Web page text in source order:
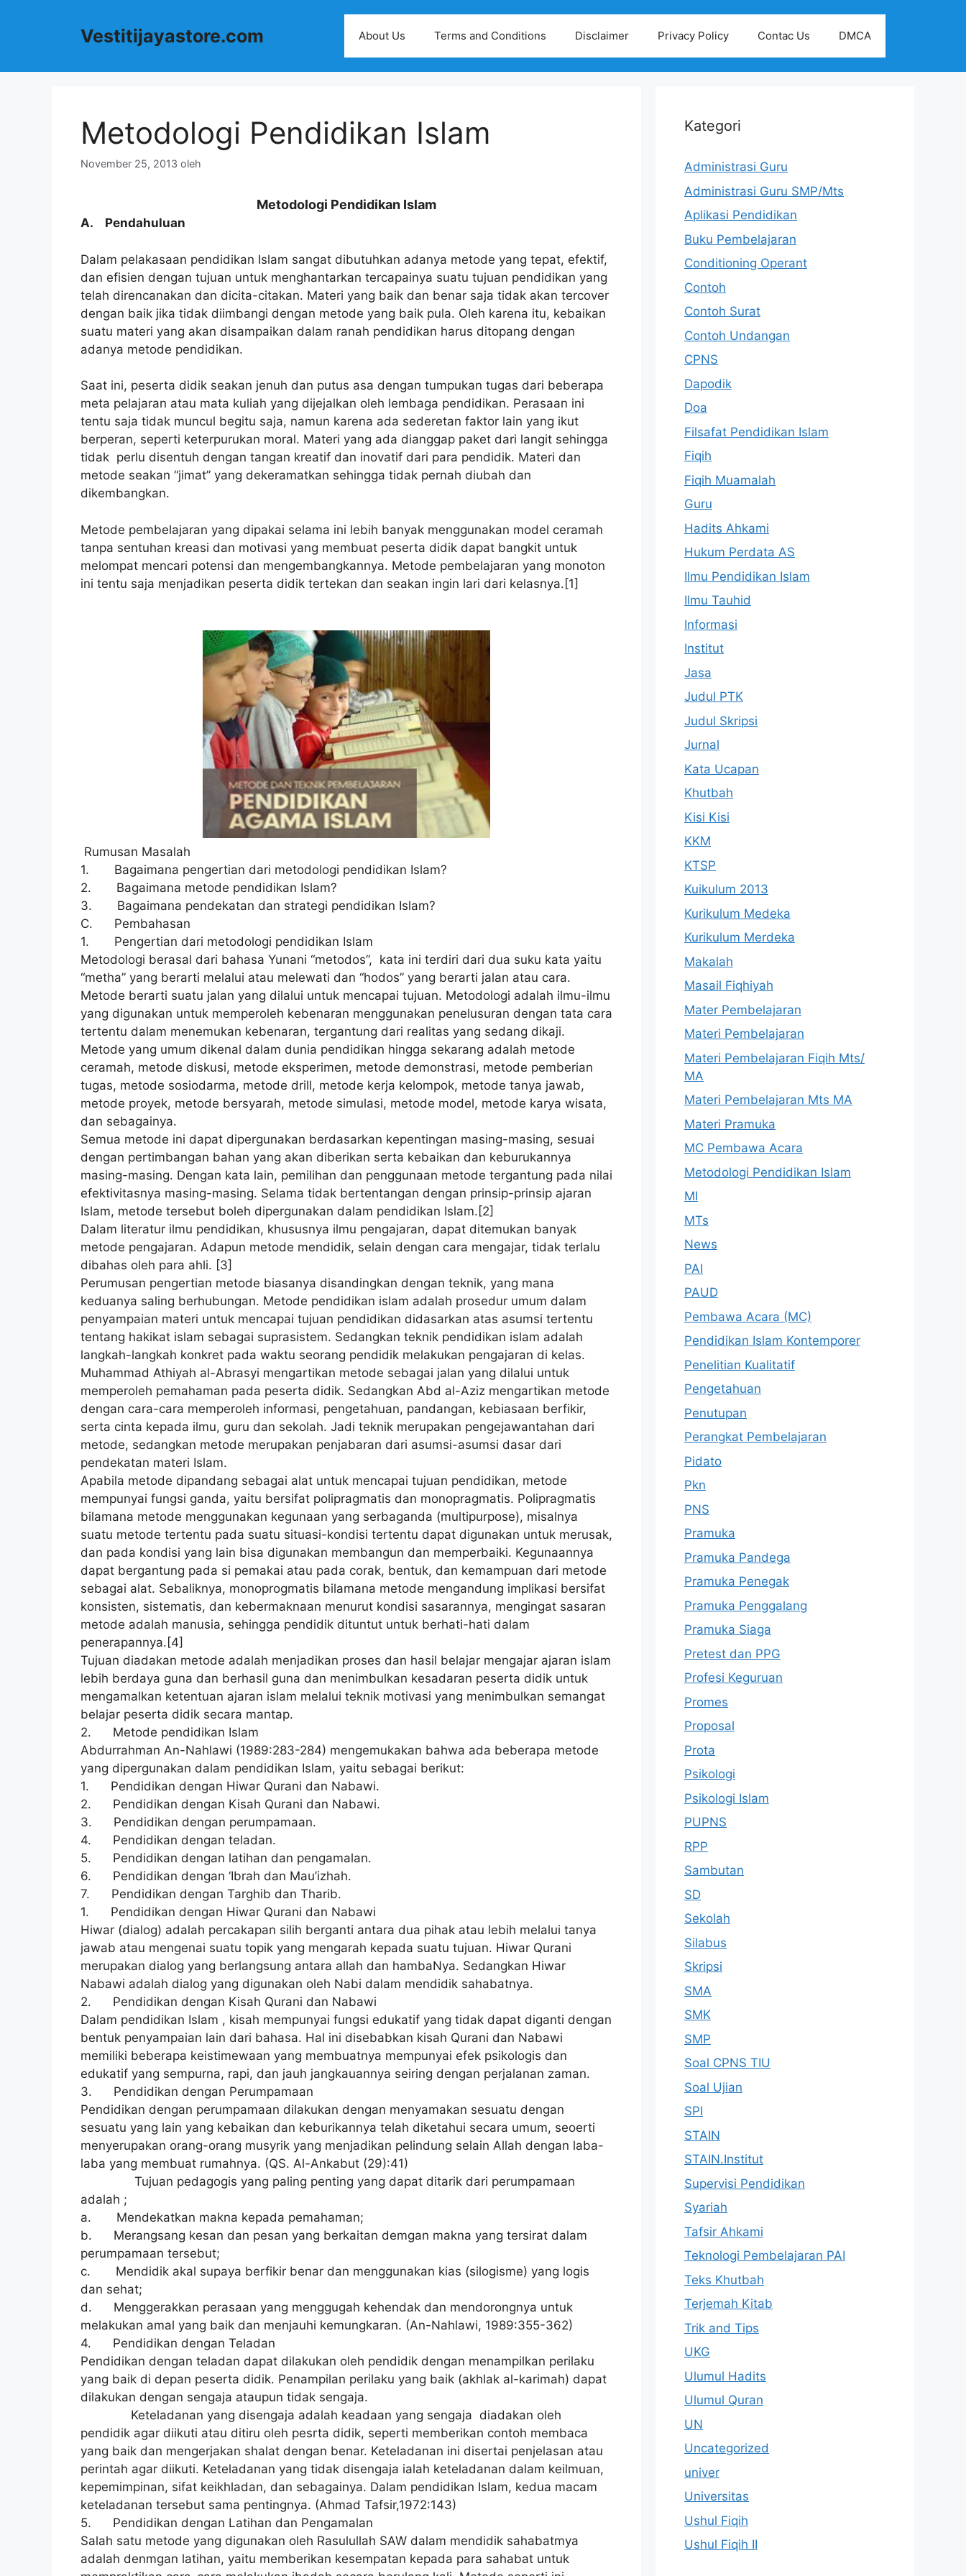
Vestitijayastore.com About Us Terms and Conditions Disclaimer Privacy Policy Contac Us DMCA
Metodologi Pendidikan Islam
November 25, 2013 oleh
Metodologi Pendidikan Islam
A. Pendahuluan
Dalam pelakasaan pendidikan Islam sangat dibutuhkan adanya metode yang tepat, efektif,
dan efisien dengan tujuan untuk menghantarkan tercapainya suatu tujuan pendidikan yang
telah direncanakan dan dicita-citakan. Materi yang baik dan benar saja tidak akan tercover
dengan baik jika tidak diimbangi dengan metode yang baik pula. Oleh karena itu, kebaikan
suatu materi yang akan disampaikan dalam ranah pendidikan harus ditopang dengan
adanya metode pendidikan.
Saat ini, peserta didik seakan jenuh dan putus asa dengan tumpukan tugas dari beberapa
meta pelajaran atau mata kuliah yang dijejalkan oleh lembaga pendidikan. Perasaan ini
tentu saja tidak muncul begitu saja, namun karena ada sederetan faktor lain yang ikut
berperan, seperti keterpurukan moral. Materi yang ada dianggap paket dari langit sehingga
tidak perlu disentuh dengan tangan kreatif dan inovatif dari para pendidik. Materi dan
metode seakan “jimat” yang dekeramatkan sehingga tidak pernah diubah dan
dikembangkan.
Metode pembelajaran yang dipakai selama ini lebih banyak menggunakan model ceramah
tanpa sentuhan kreasi dan motivasi yang membuat peserta didik dapat bangkit untuk
melompat mencari potensi dan mengembangkannya. Metode pembelajaran yang monoton
ini tentu saja menjadikan peserta didik tertekan dan seakan ingin lari dari kelasnya.[1]
Rumusan Masalah
1. Bagaimana pengertian dari metodologi pendidikan Islam?
2. Bagaimana metode pendidikan Islam?
3. Bagaimana pendekatan dan strategi pendidikan Islam?
C. Pembahasan
1. Pengertian dari metodologi pendidikan Islam
Metodologi berasal dari bahasa Yunani “metodos”, kata ini terdiri dari dua suku kata yaitu
“metha” yang berarti melalui atau melewati dan “hodos” yang berarti jalan atau cara.
Metode berarti suatu jalan yang dilalui untuk mencapai tujuan. Metodologi adalah ilmu-ilmu
yang digunakan untuk memperoleh kebenaran menggunakan penelusuran dengan tata cara
tertentu dalam menemukan kebenaran, tergantung dari realitas yang sedang dikaji.
Metode yang umum dikenal dalam dunia pendidikan hingga sekarang adalah metode
ceramah, metode diskusi, metode eksperimen, metode demonstrasi, metode pemberian
tugas, metode sosiodarma, metode drill, metode kerja kelompok, metode tanya jawab,
metode proyek, metode bersyarah, metode simulasi, metode model, metode karya wisata,
dan sebagainya.
Semua metode ini dapat dipergunakan berdasarkan kepentingan masing-masing, sesuai
dengan pertimbangan bahan yang akan diberikan serta kebaikan dan keburukannya
masing-masing. Dengan kata lain, pemilihan dan penggunaan metode tergantung pada nilai
efektivitasnya masing-masing. Selama tidak bertentangan dengan prinsip-prinsip ajaran
Islam, metode tersebut boleh dipergunakan dalam pendidikan Islam.[2]
Dalam literatur ilmu pendidikan, khususnya ilmu pengajaran, dapat ditemukan banyak
metode pengajaran. Adapun metode mendidik, selain dengan cara mengajar, tidak terlalu
dibahas oleh para ahli. [3]
Perumusan pengertian metode biasanya disandingkan dengan teknik, yang mana
keduanya saling berhubungan. Metode pendidikan islam adalah prosedur umum dalam
penyampaian materi untuk mencapai tujuan pendidikan didasarkan atas asumsi tertentu
tentang hakikat islam sebagai suprasistem. Sedangkan teknik pendidikan islam adalah
langkah-langkah konkret pada waktu seorang pendidik melakukan pengajaran di kelas.
Muhammad Athiyah al-Abrasyi mengartikan metode sebagai jalan yang dilalui untuk
memperoleh pemahaman pada peserta didik. Sedangkan Abd al-Aziz mengartikan metode
dengan cara-cara memperoleh informasi, pengetahuan, pandangan, kebiasaan berfikir,
serta cinta kepada ilmu, guru dan sekolah. Jadi teknik merupakan pengejawantahan dari
metode, sedangkan metode merupakan penjabaran dari asumsi-asumsi dasar dari
pendekatan materi Islam.
Apabila metode dipandang sebagai alat untuk mencapai tujuan pendidikan, metode
mempunyai fungsi ganda, yaitu bersifat polipragmatis dan monopragmatis. Polipragmatis
bilamana metode menggunakan kegunaan yang serbaganda (multipurpose), misalnya
suatu metode tertentu pada suatu situasi-kondisi tertentu dapat digunakan untuk merusak,
dan pada kondisi yang lain bisa digunakan membangun dan memperbaiki. Kegunaannya
dapat bergantung pada si pemakai atau pada corak, bentuk, dan kemampuan dari metode
sebagai alat. Sebaliknya, monoprogmatis bilamana metode mengandung implikasi bersifat
konsisten, sistematis, dan kebermaknaan menurut kondisi sasarannya, mengingat sasaran
metode adalah manusia, sehingga pendidik dituntut untuk berhati-hati dalam
penerapannya.[4]
Tujuan diadakan metode adalah menjadikan proses dan hasil belajar mengajar ajaran islam
lebih berdaya guna dan berhasil guna dan menimbulkan kesadaran peserta didik untuk
mengamalkan ketentuan ajaran islam melalui teknik motivasi yang menimbulkan semangat
belajar peserta didik secara mantap.
2. Metode pendidikan Islam
Abdurrahman An-Nahlawi (1989:283-284) mengemukakan bahwa ada beberapa metode
yang dipergunakan dalam pendidikan Islam, yaitu sebagai berikut:
1. Pendidikan dengan Hiwar Qurani dan Nabawi.
2. Pendidikan dengan Kisah Qurani dan Nabawi.
3. Pendidikan dengan perumpamaan.
4. Pendidikan dengan teladan.
5. Pendidikan dengan latihan dan pengamalan.
6. Pendidikan dengan ‘Ibrah dan Mau’izhah.
7. Pendidikan dengan Targhib dan Tharib.
1. Pendidikan dengan Hiwar Qurani dan Nabawi
Hiwar (dialog) adalah percakapan silih berganti antara dua pihak atau lebih melalui tanya
jawab atau mengenai suatu topik yang mengarah kepada suatu tujuan. Hiwar Qurani
merupakan dialog yang berlangsung antara allah dan hambaNya. Sedangkan Hiwar
Nabawi adalah dialog yang digunakan oleh Nabi dalam mendidik sahabatnya.
2. Pendidikan dengan Kisah Qurani dan Nabawi
Dalam pendidikan Islam , kisah mempunyai fungsi edukatif yang tidak dapat diganti dengan
bentuk penyampaian lain dari bahasa. Hal ini disebabkan kisah Qurani dan Nabawi
memiliki beberapa keistimewaan yang membuatnya mempunyai efek psikologis dan
edukatif yang sempurna, rapi, dan jauh jangkauannya seiring dengan perjalanan zaman.
3. Pendidikan dengan Perumpamaan
Pendidikan dengan perumpamaan dilakukan dengan menyamakan sesuatu dengan
sesuatu yang lain yang kebaikan dan keburikannya telah diketahui secara umum, seoerti
menyerupakan orang-orang musyrik yang menjadikan pelindung selain Allah dengan laba-
laba yang membuat rumahnya. (QS. Al-Ankabut (29):41)
Tujuan pedagogis yang paling penting yang dapat ditarik dari perumpamaan
adalah ;
a. Mendekatkan makna kepada pemahaman;
b. Merangsang kesan dan pesan yang berkaitan demgan makna yang tersirat dalam
perumpamaan tersebut;
c. Mendidik akal supaya berfikir benar dan menggunakan kias (silogisme) yang logis
dan sehat;
d. Menggerakkan perasaan yang menggugah kehendak dan mendorongnya untuk
melakukan amal yang baik dan menjauhi kemungkaran. (An-Nahlawi, 1989:355-362)
4. Pendidikan dengan Teladan
Pendidikan dengan teladan dapat dilakukan oleh pendidik dengan menampilkan perilaku
yang baik di depan peserta didik. Penampilan perilaku yang baik (akhlak al-karimah) dapat
dilakukan dengan sengaja ataupun tidak sengaja.
Keteladanan yang disengaja adalah keadaan yang sengaja diadakan oleh
pendidik agar diikuti atau ditiru oleh pesrta didik, seperti memberikan contoh membaca
yang baik dan mengerjakan shalat dengan benar. Keteladanan ini disertai penjelasan atau
perintah agar diikuti. Keteladanan yang tidak disengaja ialah keteladanan dalam keilmuan,
kepemimpinan, sifat keikhladan, dan sebagainya. Dalam pendidikan Islam, kedua macam
keteladanan tersebut sama pentingnya. (Ahmad Tafsir,1972:143)
5. Pendidikan dengan Latihan dan Pengamalan
Salah satu metode yang digunakan oleh Rasulullah SAW dalam mendidik sahabatmya
adalah denmgan latihan, yaitu memberikan kesempatan kepada para sahabat untuk
Kategori
Administrasi Guru
Administrasi Guru SMP/Mts
Aplikasi Pendidikan
Buku Pembelajaran
Conditioning Operant
Contoh
Contoh Surat
Contoh Undangan
CPNS
Dapodik
Doa
Filsafat Pendidikan Islam
Fiqih
Fiqih Muamalah
Guru
Hadits Ahkami
Hukum Perdata AS
Ilmu Pendidikan Islam
Ilmu Tauhid
Informasi
Institut
Jasa
Judul PTK
Judul Skripsi
Jurnal
Kata Ucapan
Khutbah
Kisi Kisi
KKM
KTSP
Kuikulum 2013
Kurikulum Medeka
Kurikulum Merdeka
Makalah
Masail Fiqhiyah
Mater Pembelajaran
Materi Pembelajaran
Materi Pembelajaran Fiqih Mts/
MA
Materi Pembelajaran Mts MA
Materi Pramuka
MC Pembawa Acara
Metodologi Pendidikan Islam
MI
MTs
News
PAI
PAUD
Pembawa Acara (MC)
Pendidikan Islam Kontemporer
Penelitian Kualitatif
Pengetahuan
Penutupan
Perangkat Pembelajaran
Pidato
Pkn
PNS
Pramuka
Pramuka Pandega
Pramuka Penegak
Pramuka Penggalang
Pramuka Siaga
Pretest dan PPG
Profesi Keguruan
Promes
Proposal
Prota
Psikologi
Psikologi Islam
PUPNS
RPP
Sambutan
SD
Sekolah
Silabus
Skripsi
SMA
SMK
SMP
Soal CPNS TIU
Soal Ujian
SPI
STAIN
STAIN.Institut
Supervisi Pendidikan
Syariah
Tafsir Ahkami
Teknologi Pembelajaran PAI
Teks Khutbah
Terjemah Kitab
Trik and Tips
UKG
Ulumul Hadits
Ulumul Quran
UN
Uncategorized
univer
Universitas
Ushul Fiqih
Ushul Fiqih II